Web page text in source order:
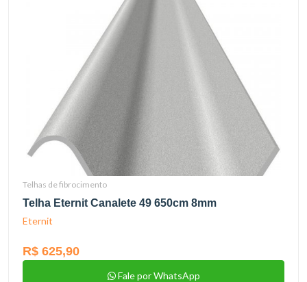
Telhas de fibrocimento
Telha Eternit Canalete 49 650cm 8mm
Eternit
R$ 625,90
Fale por WhatsApp